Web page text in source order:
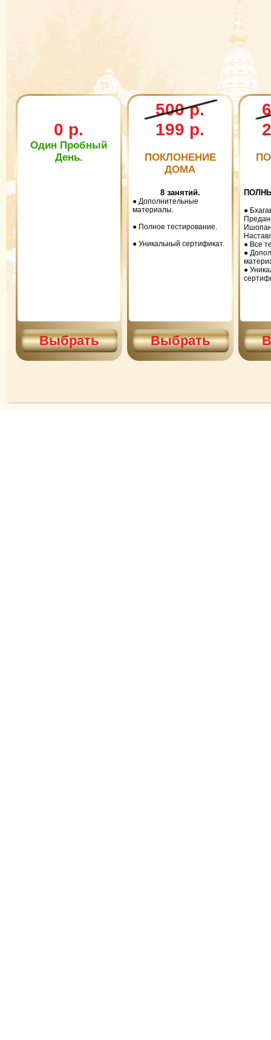
0 р.
Один Пробный
День.
500 р.
199 р.
ПОКЛОНЕНИЕ
ДОМА
8 занятий.
● Дополнительные
материалы.
● Полное тестирование.
● Уникальный сертификат.
●
● Все
●
●